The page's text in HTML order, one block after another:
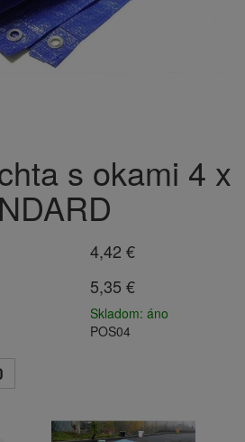
s okami 4 x
4,42 €
5,35 €
Skladom: áno
POS04